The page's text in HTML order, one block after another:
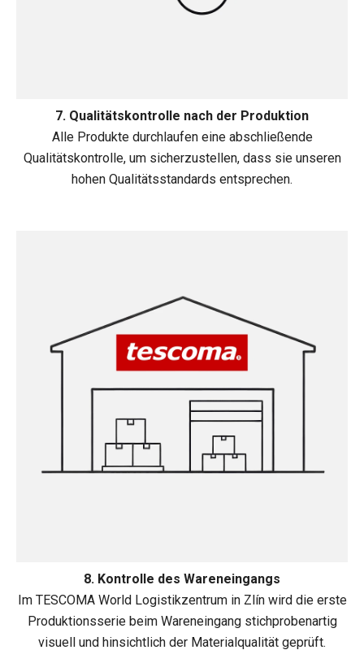
7. Qualitätskontrolle nach der Produktion
Alle Produkte durchlaufen eine abschließende
Qualitätskontrolle, um sicherzustellen, dass sie unseren
hohen Qualitätsstandards entsprechen.
8. Kontrolle des Wareneingangs
Im TESCOMA World Logistikzentrum in Zlín wird die erste
Produktionsserie beim Wareneingang stichprobenartig
visuell und hinsichtlich der Materialqualität geprüft.